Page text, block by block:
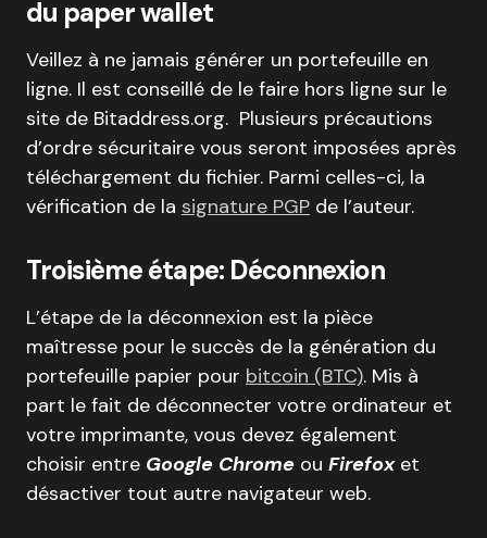
du paper wallet
Veillez à ne jamais générer un portefeuille en
ligne. Il est conseillé de le faire hors ligne sur le
site de Bitaddress.org. Plusieurs précautions
d’ordre sécuritaire vous seront imposées après
téléchargement du fichier. Parmi celles-ci, la
vérification de la signature PGP de l’auteur.
Troisième étape: Déconnexion
L’étape de la déconnexion est la pièce
maîtresse pour le succès de la génération du
portefeuille papier pour bitcoin (BTC). Mis à
part le fait de déconnecter votre ordinateur et
votre imprimante, vous devez également
choisir entre Google Chrome ou Firefox et
désactiver tout autre navigateur web.